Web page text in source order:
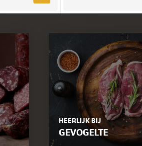
HEERLIJK BIJ
GEVOGELTE